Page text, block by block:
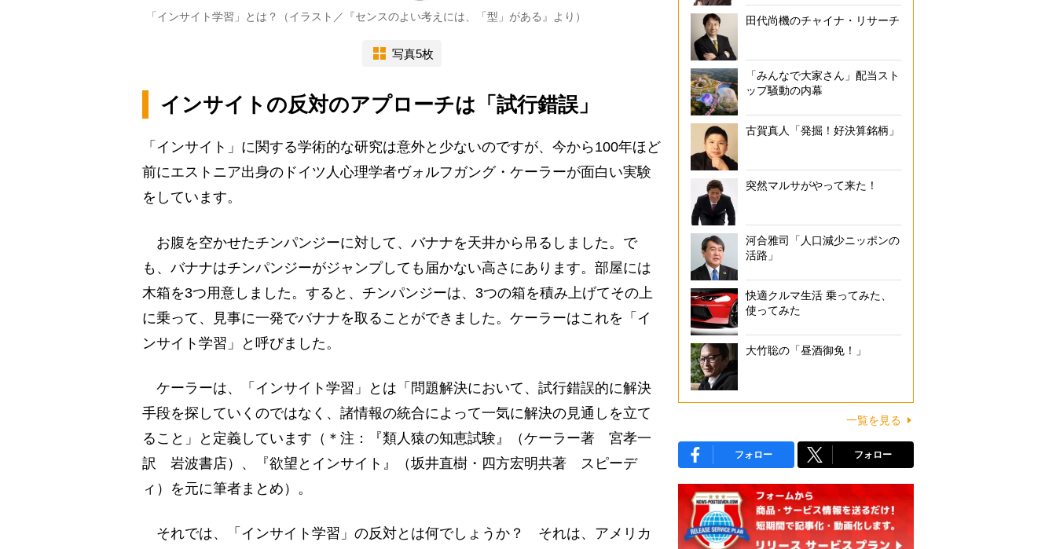
「インサイト学習」とは？（イラスト／『センスのよい考えには、「型」がある』より）
写真5枚
インサイトの反対のアプローチは「試行錯誤」
「インサイト」に関する学術的な研究は意外と少ないのですが、今から100年ほど
前にエストニア出身のドイツ人心理学者ヴォルフガング・ケーラーが面白い実験
をしています。
お腹を空かせたチンパンジーに対して、バナナを天井から吊るしました。で
も、バナナはチンパンジーがジャンプしても届かない高さにあります。部屋には
木箱を3つ用意しました。すると、チンパンジーは、3つの箱を積み上げてその上
に乗って、見事に一発でバナナを取ることができました。ケーラーはこれを「イ
ンサイト学習」と呼びました。
ケーラーは、「インサイト学習」とは「問題解決において、試行錯誤的に解決
手段を探していくのではなく、諸情報の統合によって一気に解決の見通しを立て
ること」と定義しています（＊注：『類人猿の知恵試験』（ケーラー著 宮孝一
訳 岩波書店）、『欲望とインサイト』（坂井直樹・四方宏明共著 スピーデ
ィ）を元に筆者まとめ）。
それでは、「インサイト学習」の反対とは何でしょうか？ それは、アメリカ
田代尚機のチャイナ・リサーチ
「みんなで大家さん」配当スト
ップ騒動の内幕
古賀真人「発掘！好決算銘柄」
突然マルサがやって来た！
河合雅司「人口減少ニッポンの
活路」
快適クルマ生活 乗ってみた、
使ってみた
大竹聡の「昼酒御免！」
一覧を見る
フォロー フォロー